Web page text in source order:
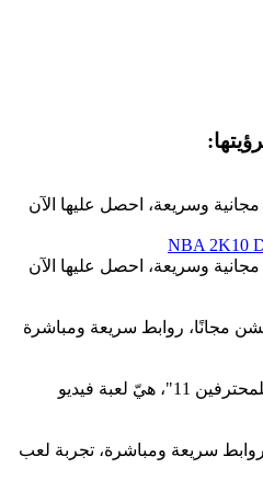
وسريعة، احصل عليها الآن
NBA 2K10
وسريعة، احصل عليها الآن
مجانًا، روابط سريعة ومباشرة
"الدوري الأمريكيّ لكرة السّلة للمحترفين 11"، هيّ لعبة فيديو
سريعة ومباشرة، تجربة لعب